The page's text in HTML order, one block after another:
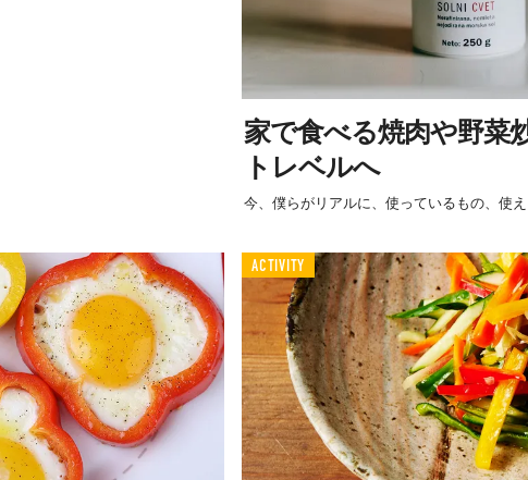
家で食べる焼肉や野菜
トレベルへ
今、僕らがリアルに、使っているもの、使え
ACTIVITY